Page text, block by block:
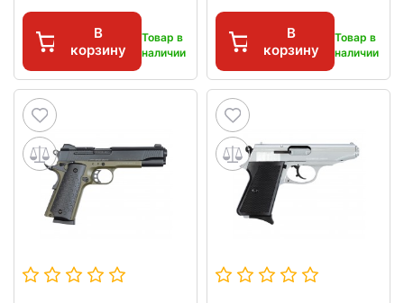
В
корзину
Товар в
наличии
В
корзину
Товар в
наличии